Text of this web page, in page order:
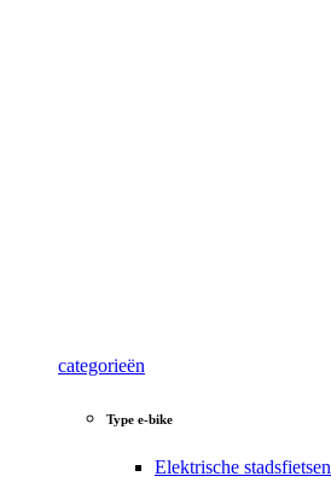
categorieën
Type e-bike
Elektrische stadsfietsen